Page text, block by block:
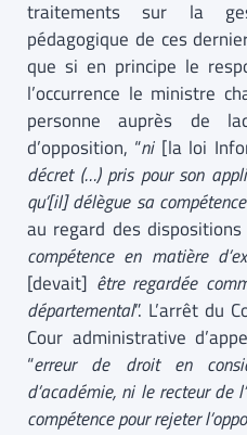
traitements sur la
pédagogique de ces
que si en principe le
l’occurrence le ministre
personne auprès de
d’opposition, “ni [la loi
décret (…) pris pour son
qu’[il] délègue sa
au regard des
compétence en matière
[devait] être regardée
départemental”. L’arrêt du
Cour administrative
“erreur de droit en
d’académie, ni le recteur de
compétence pour rejeter